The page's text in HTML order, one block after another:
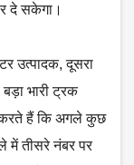
दे सकेगा।
उत्पादक, दूसरा
भारी ट्रक
करते हैं कि अगले कुछ
में तीसरे नंबर पर